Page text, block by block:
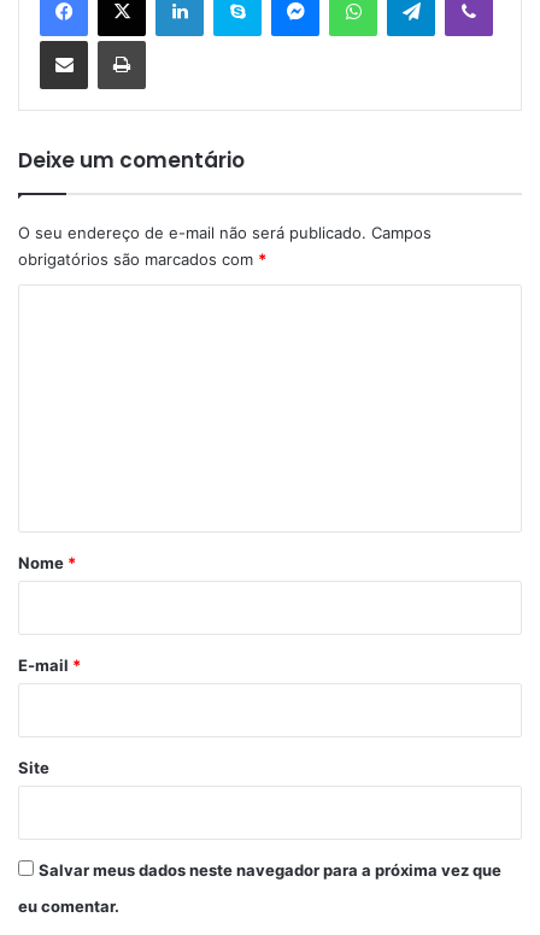
Deixe um comentário
O seu endereço de e-mail não será publicado. Campos
obrigatórios são marcados com *
r
*
Nome *
E-mail *
Site
Salvar meus dados neste navegador para a próxima vez que
eu comentar.